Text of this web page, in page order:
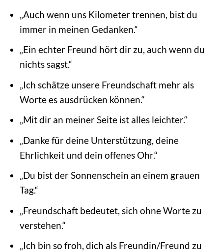
„Auch wenn uns Kilometer trennen, bist du
immer in meinen Gedanken.“
„Ein echter Freund hört dir zu, auch wenn du
nichts sagst.“
„Ich schätze unsere Freundschaft mehr als
Worte es ausdrücken können.“
„Mit dir an meiner Seite ist alles leichter.“
„Danke für deine Unterstützung, deine
Ehrlichkeit und dein offenes Ohr.“
„Du bist der Sonnenschein an einem grauen
Tag.“
„Freundschaft bedeutet, sich ohne Worte zu
verstehen.“
„Ich bin so froh, dich als Freundin/Freund zu